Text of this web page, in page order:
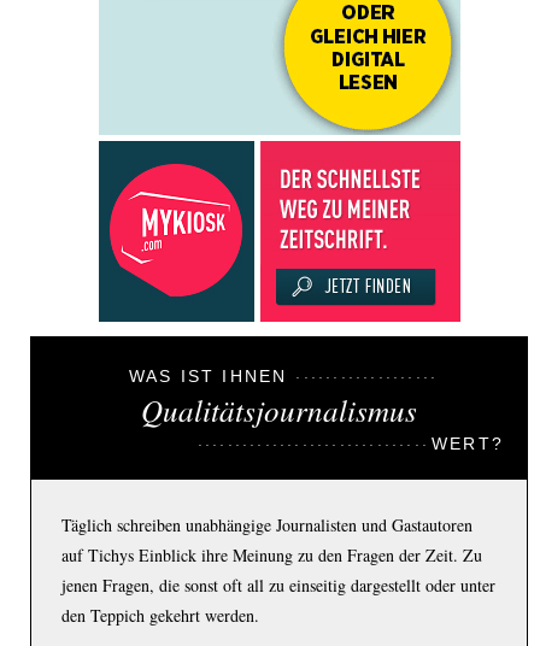
WAS IST IHNEN
Qualitätsjournalismus
WERT?
Täglich schreiben unabhängige Journalisten und Gastautoren
auf Tichys Einblick ihre Meinung zu den Fragen der Zeit. Zu
jenen Fragen, die sonst oft all zu einseitig dargestellt oder unter
den Teppich gekehrt werden.